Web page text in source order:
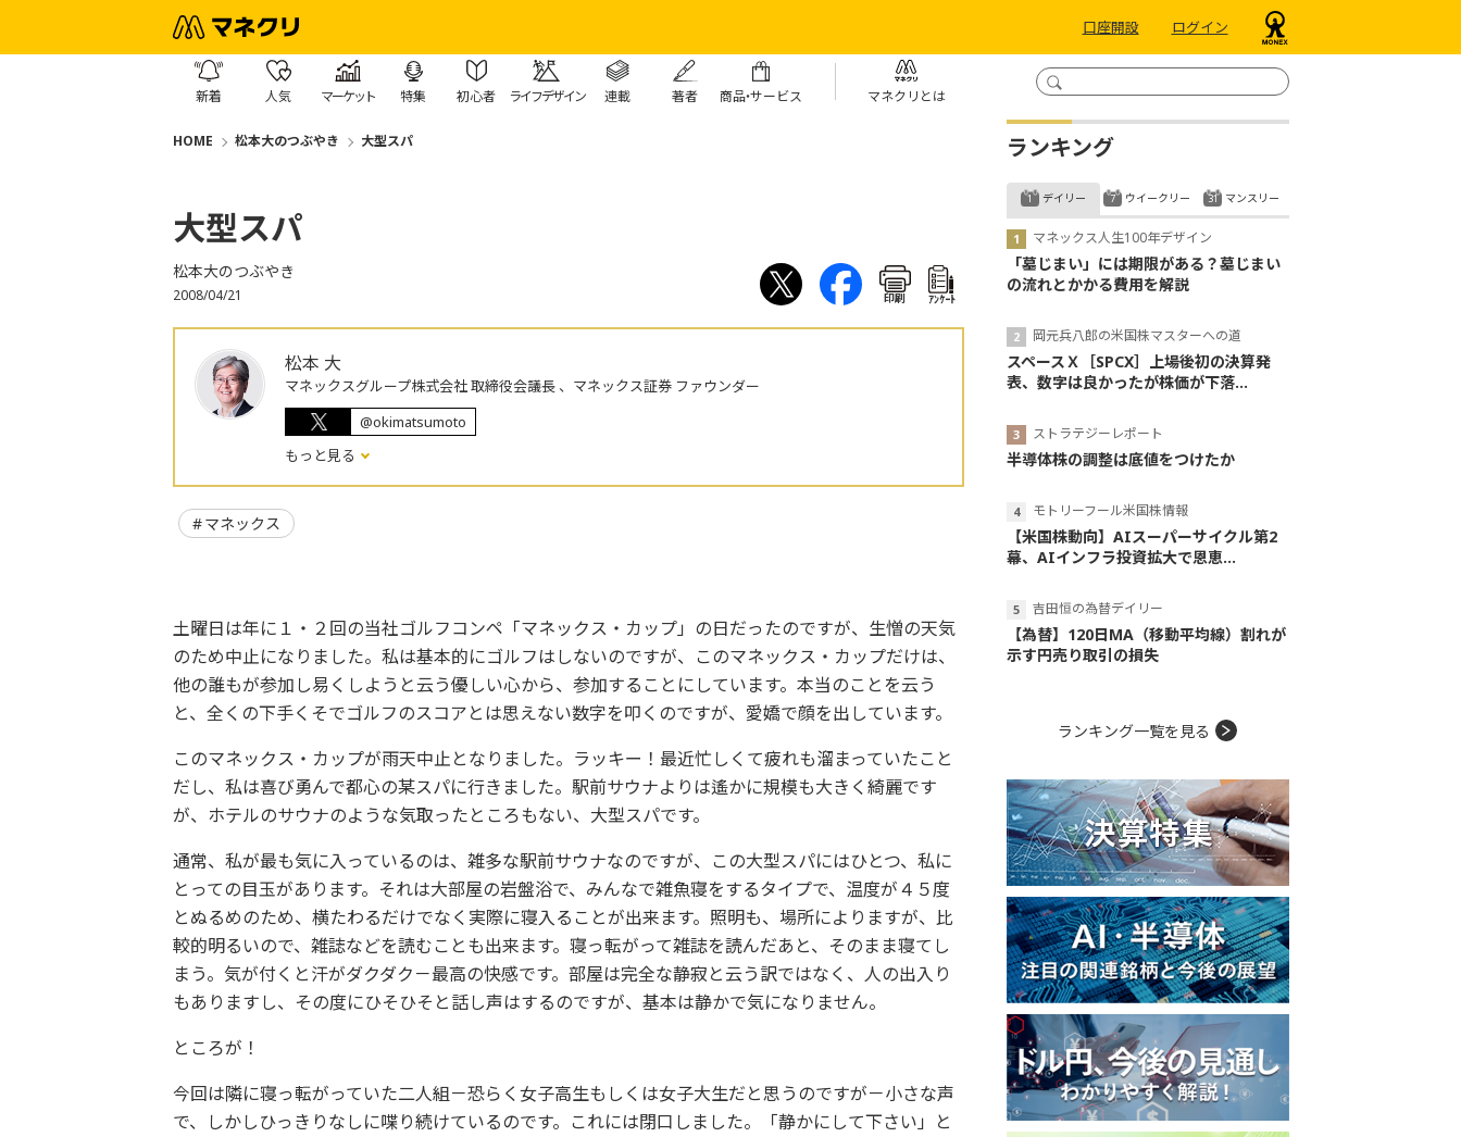
口座開設 ログイン
新着 人気 マーケット 特集 初心者 ライフデザイン 連載 著者 商品・サービス マネクリとは
HOME 松本大のつぶやき 大型スパ
大型スパ
松本大のつぶやき
2008/04/21 印刷 ｱﾝｹｰﾄ
松本 大
マネックスグループ株式会社 取締役会議長 、マネックス証券 ファウンダー
@okimatsumoto
もっと見る
マネックス
土曜日は年に１・２回の当社ゴルフコンペ「マネックス・カップ」の日だったのですが、生憎の天気
のため中止になりました。私は基本的にゴルフはしないのですが、このマネックス・カップだけは、
他の誰もが参加し易くしようと云う優しい心から、参加することにしています。本当のことを云う
と、全くの下手くそでゴルフのスコアとは思えない数字を叩くのですが、愛嬌で顔を出しています。
このマネックス・カップが雨天中止となりました。ラッキー！最近忙しくて疲れも溜まっていたこと
だし、私は喜び勇んで都心の某スパに行きました。駅前サウナよりは遙かに規模も大きく綺麗です
が、ホテルのサウナのような気取ったところもない、大型スパです。
通常、私が最も気に入っているのは、雑多な駅前サウナなのですが、この大型スパにはひとつ、私に
とっての目玉があります。それは大部屋の岩盤浴で、みんなで雑魚寝をするタイプで、温度が４５度
とぬるめのため、横たわるだけでなく実際に寝入ることが出来ます。照明も、場所によりますが、比
較的明るいので、雑誌などを読むことも出来ます。寝っ転がって雑誌を読んだあと、そのまま寝てし
まう。気が付くと汗がダクダク－最高の快感です。部屋は完全な静寂と云う訳ではなく、人の出入り
もありますし、その度にひそひそと話し声はするのですが、基本は静かで気になりません。
ところが！
今回は隣に寝っ転がっていた二人組－恐らく女子高生もしくは女子大生だと思うのですが－小さな声
で、しかしひっきりなしに喋り続けているのです。これには閉口しました。「静かにして下さい」と
ランキング
デイリー
マネックス人生100年デザイン
「墓じまい」には期限がある？墓じまい
の流れとかかる費用を解説
岡元兵八郎の米国株マスターへの道
スペースＸ［SPCX］上場後初の決算発
表、数字は良かったが株価が下落...
ストラテジーレポート
半導体株の調整は底値をつけたか
モトリーフール米国株情報
【米国株動向】AIスーパーサイクル第2
幕、AIインフラ投資拡大で恩恵...
吉田恒の為替デイリー
【為替】120日MA（移動平均線）割れが
示す円売り取引の損失
ウイークリー マンスリー
ランキング一覧を見る